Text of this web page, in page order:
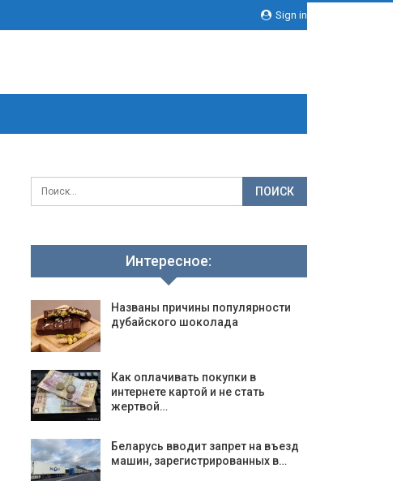
Sign in
Интересное:
Названы причины популярности
дубайского шоколада
Как оплачивать покупки в
интернете картой и не стать
жертвой…
Беларусь вводит запрет на въезд
машин, зарегистрированных в…